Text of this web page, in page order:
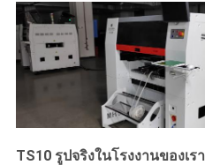
TS10 รูปจริงในโรงงานของเรา